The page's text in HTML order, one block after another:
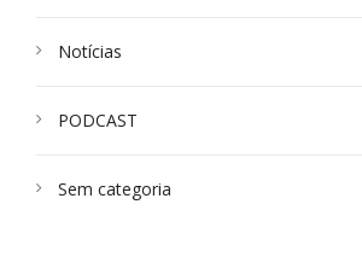
Notícias
PODCAST
Sem categoria